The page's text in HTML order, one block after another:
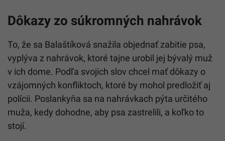
Dôkazy zo súkromných nahrávok
To, že sa Balaštíková snažila objednať zabitie psa,
vyplýva z nahrávok, ktoré tajne urobil jej bývalý muž
v ich dome. Podľa svojich slov chcel mať dôkazy o
vzájomných konfliktoch, ktoré by mohol predložiť aj
polícii. Poslankyňa sa na nahrávkach pýta určitého
muža, kedy dohodne, aby psa zastrelili, a koľko to
stojí.